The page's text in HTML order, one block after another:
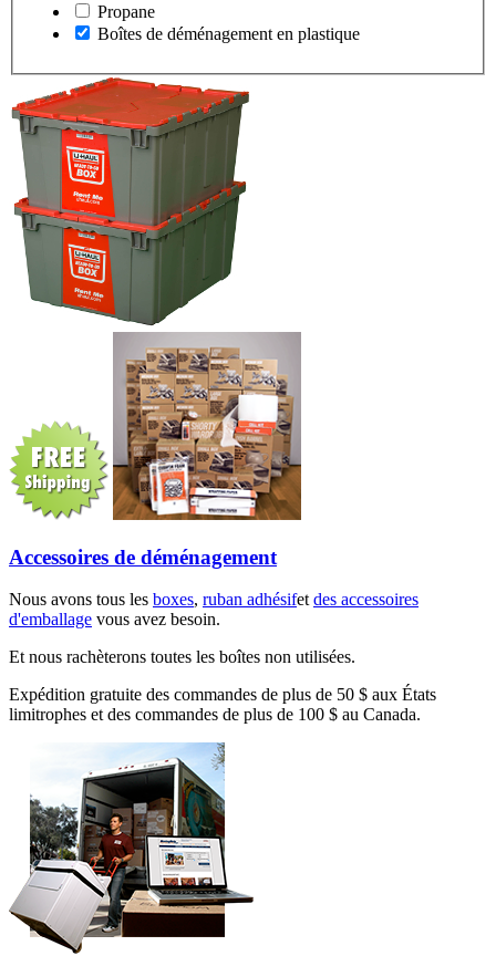
Propane
Boîtes de déménagement en plastique
Accessoires de déménagement
Nous avons tous les boxes, ruban adhésifet des accessoires
d'emballage vous avez besoin.
Et nous rachèterons toutes les boîtes non utilisées.
Expédition gratuite des commandes de plus de 50 $ aux États
limitrophes et des commandes de plus de 100 $ au Canada.